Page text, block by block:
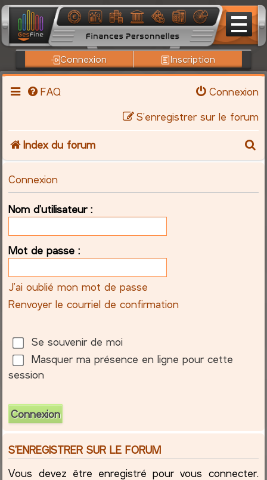
Connexion Inscription
FAQ
Connexion
S’enregistrer sur le forum
Index du forum
c
Connexion
Nom d’utilisateur :
Mot de passe :
J’ai oublié mon mot de passe
Renvoyer le courriel de confirmation
Se souvenir de moi
Masquer ma présence en ligne pour cette
session
S’ENREGISTRER SUR LE FORUM
Vous devez être enregistré pour vous connecter.